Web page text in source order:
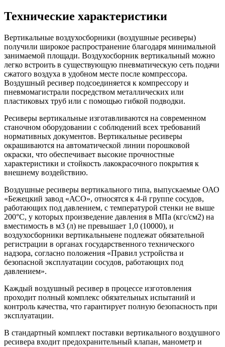
Технические характеристики
Вертикальные воздухосборники (воздушные ресиверы)
получили широкое распространение благодаря минимальной
занимаемой площади. Воздухосборник вертикальный можно
легко встроить в существующую пневматическую сеть подачи
сжатого воздуха в удобном месте после компрессора.
Воздушный ресивер подсоединяется к компрессору и
пневмомагистрали посредством металлических или
пластиковых труб или с помощью гибкой подводки.
Ресиверы вертикальные изготавливаются на современном
станочном оборудовании с соблюдений всех требований
нормативных документов. Вертикальные ресиверы
окрашиваются на автоматической линии порошковой
окраски, что обеспечивает высокие прочностные
характеристики и стойкость лакокрасочного покрытия к
внешнему воздействию.
Воздушные ресиверы вертикального типа, выпускаемые ОАО
«Бежецкий завод «АСО», относятся к 4-й группе сосудов,
работающих под давлением, с температурой стенки не выше
200°С, у которых произведение давления в МПа (кгс/см2) на
вместимость в м3 (л) не превышает 1,0 (10000), и
воздухосборники вертикальныене подлежат обязательной
регистрации в органах государственного технического
надзора, согласно положения «Правил устройства и
безопасной эксплуатации сосудов, работающих под
давлением».
Каждый воздушный ресивер в процессе изготовления
проходит полный комплекс обязательных испытаний и
контроль качества, что гарантирует полную безопасность при
эксплуатации.
В стандартный комплект поставки вертикального воздушного
ресивера входит предохранительный клапан, манометр и